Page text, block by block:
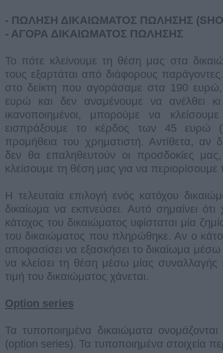
- ΠΩΛΗΣΗ ΔΙΚΑΙΩΜΑΤOΣ ΠΩΛΗΣΗΣ
- ΑΓOΡΑ ΔΙΚΑΙΩΜΑΤOΣ ΠΩΛΗΣΗΣ
Το πότε κλείνουμε τη θέση μας στα
τους εξαρτάται από διάφορους
στο δείκτη που αγοράσαμε στα 190
ευρώ και δεν αναμένουμε να ανέλθει
ικανοποιημένοι, μπορούμε να
εισπράξουμε το κέρδος των 45 ευρώ
προμήθεια του χρηματιστή. Αντίθετα, αν
δεν θα επαληθευτούν οι προσδοκίες
κλείσουμε τη θέση μας για να περιορίσουμε
Η τελευταία επιλογή ενός κατόχου
δικαίωμα να εκπνεύσει. Αυτό σημαίνει ότι
κάτοχος του δικαιώματος υφίσταται μία
του δικαιώματος που πληρώθηκε. Αν ο
αποφασίσει να εξασκήσει το δικαίωμα
να κλείσει τη θέση μέσω μίας συναλλαγής
τιμή του δικαιώματος χάνεται.
Option series
Τα τυποποιημένα δικαιώματα
(option series). Τα τυποποιημένα στοιχεία